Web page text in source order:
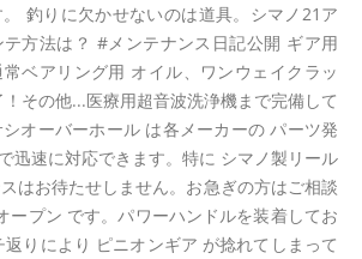
釣りに欠かせないのは道具。シマノ21ア
方法は？ #メンテナンス日記公開 ギア用
ベアリング用 オイル、ワンウェイクラッ
その他...医療用超音波洗浄機まで完備して
オーバーホール は各メーカーの パーツ発
迅速に対応できます。特に シマノ製リール
はお待たせしません。お急ぎの方はご相談
ープン です。パワーハンドルを装着してお
返りにより ピニオンギア が捻れてしまって